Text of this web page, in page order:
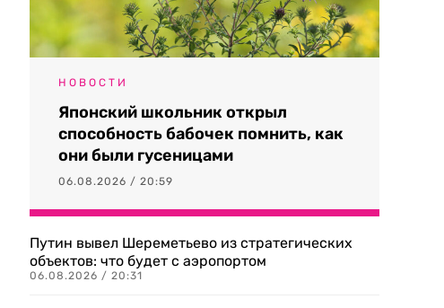
НОВОСТИ
Японский школьник открыл
способность бабочек помнить, как
они были гусеницами
06.08.2026 / 20:59
Путин вывел Шереметьево из стратегических
объектов: что будет с аэропортом
06.08.2026 / 20:31